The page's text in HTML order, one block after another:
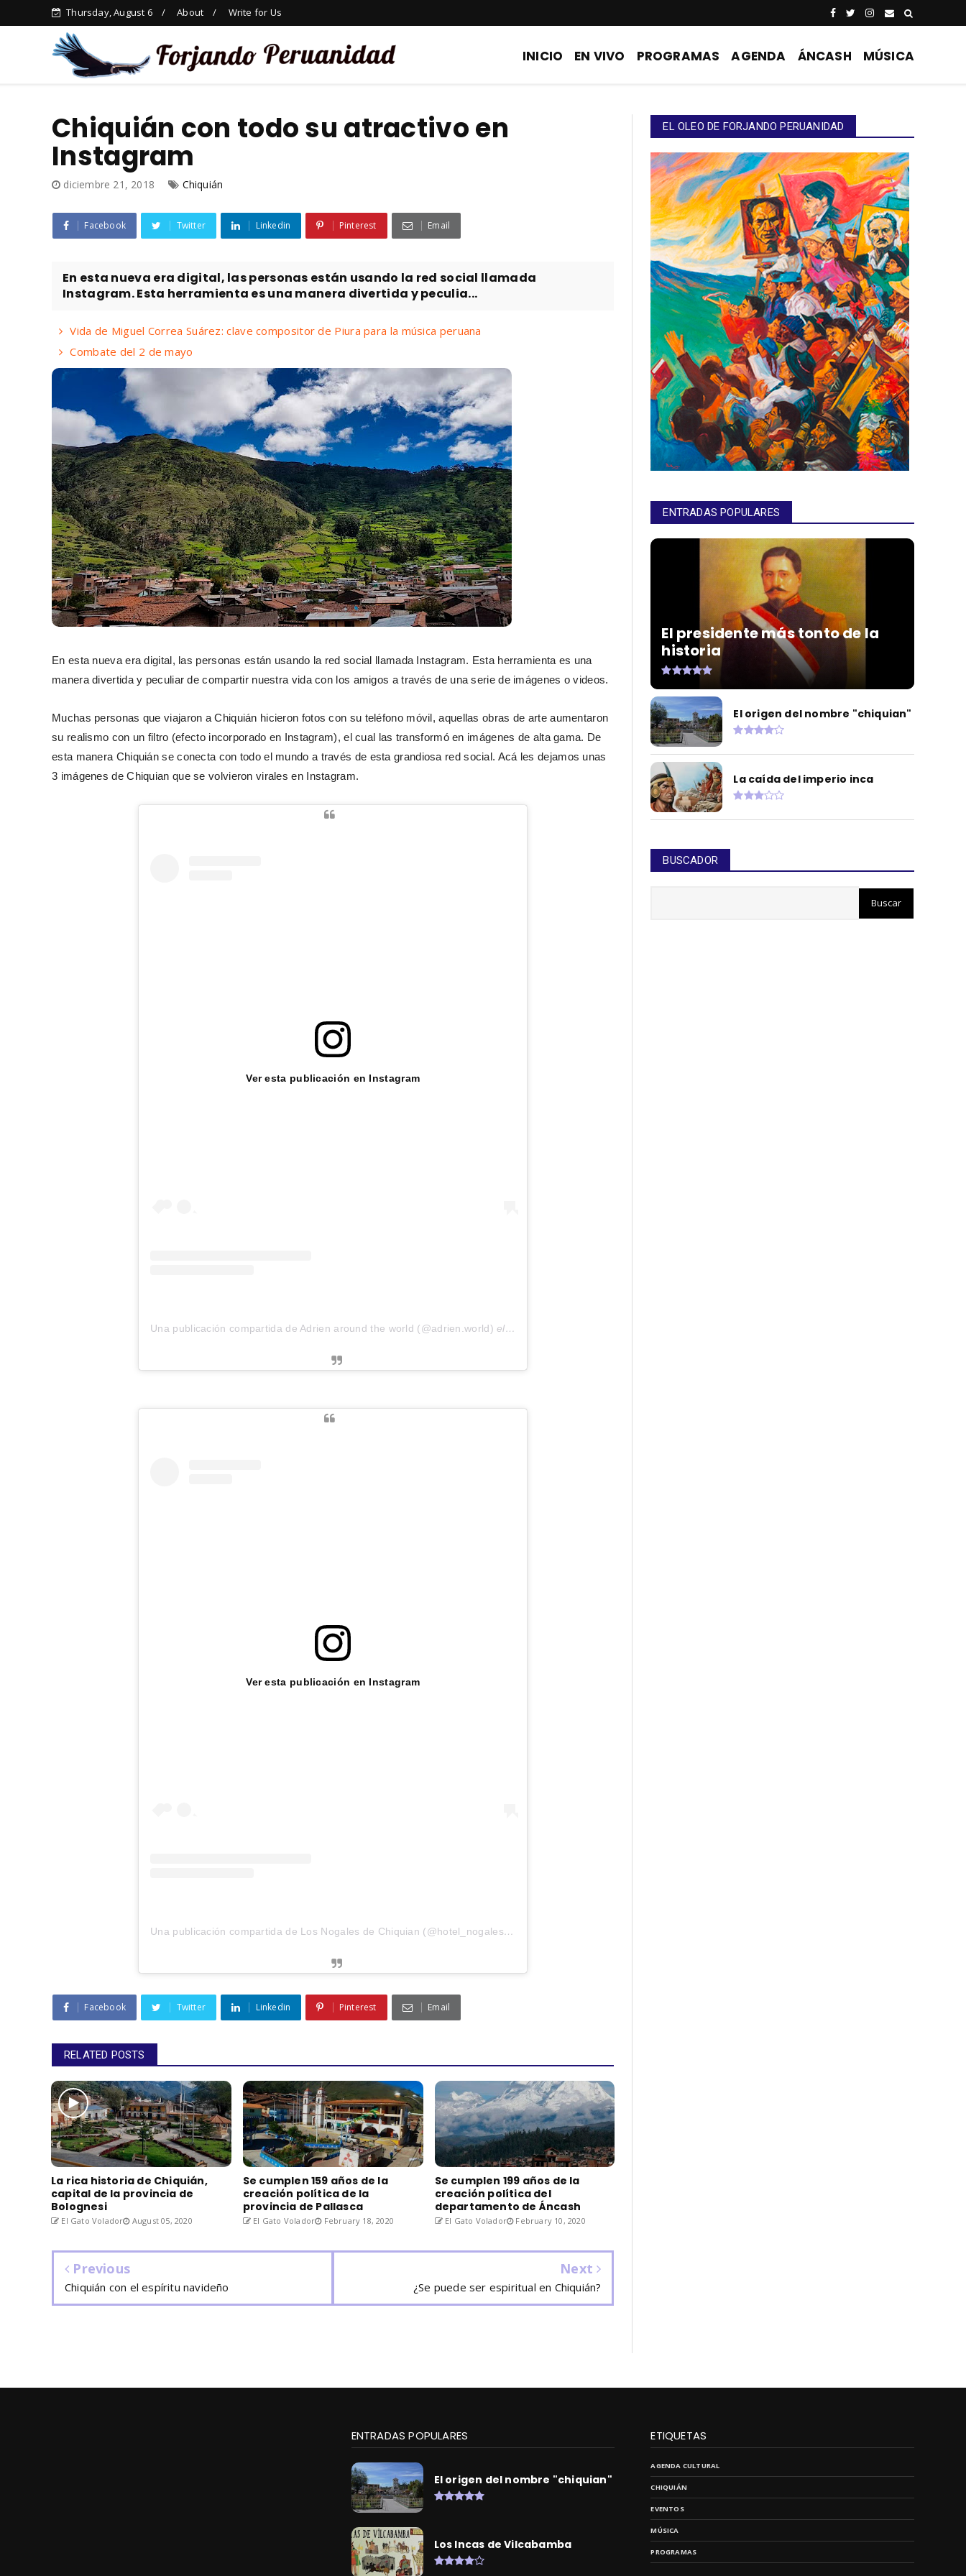
Thursday, August 6 About Write for Us
INICIO EN VIVO PROGRAMAS AGENDA ÁNCASH MÚSICA
Chiquián con todo su atractivo en
Instagram
diciembre 21, 2018 Chiquián
Facebook Twitter Linkedin Pinterest Email
En esta nueva era digital, las personas están usando la red social llamada
Instagram. Esta herramienta es una manera divertida y peculia...
Vida de Miguel Correa Suárez: clave compositor de Piura para la música peruana
Combate del 2 de mayo
En esta nueva era digital, las personas están usando la red social llamada Instagram. Esta herramienta es una
manera divertida y peculiar de compartir nuestra vida con los amigos a través de una serie de imágenes o videos.
Muchas personas que viajaron a Chiquián hicieron fotos con su teléfono móvil, aquellas obras de arte aumentaron
su realismo con un filtro (efecto incorporado en Instagram), el cual las transformó en imágenes de alta gama. De
esta manera Chiquián se conecta con todo el mundo a través de esta grandiosa red social. Acá les dejamos unas
3 imágenes de Chiquian que se volvieron virales en Instagram.
Ver esta publicación en Instagram
Una publicación compartida de Adrien around the world (@adrien.world) el 7 Oct, 2018 a las 7:38 PDT
Ver esta publicación en Instagram
Una publicación compartida de Los Nogales de Chiquian (@hotel_nogales_chiquian)
Facebook Twitter Linkedin Pinterest Email
RELATED POSTS
La rica historia de Chiquián,
capital de la provincia de
Bolognesi
El Gato Volador August 05, 2020
Se cumplen 159 años de la
creación política de la
provincia de Pallasca
El Gato Volador February 18, 2020
Se cumplen 199 años de la
creación política del
departamento de Áncash
El Gato Volador February 10, 2020
Previous
Chiquián con el espíritu navideño
Next
¿Se puede ser espiritual en Chiquián?
EL OLEO DE FORJANDO PERUANIDAD
ENTRADAS POPULARES
El presidente más tonto de la
historia
El origen del nombre "chiquian"
La caída del imperio inca
BUSCADOR
ENTRADAS POPULARES
El origen del nombre "chiquian"
Los Incas de Vilcabamba
ETIQUETAS
AGENDA CULTURAL
CHIQUIÁN
EVENTOS
MÚSICA
PROGRAMAS